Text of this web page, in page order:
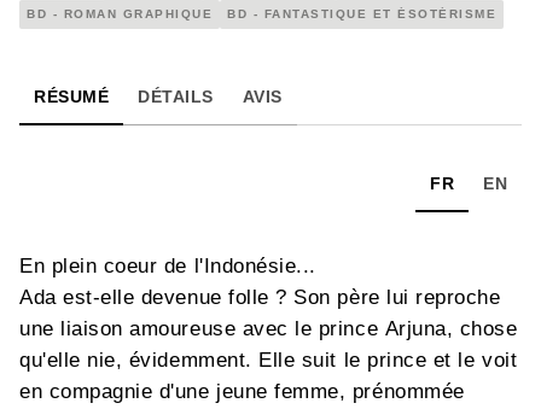
BD - ROMAN GRAPHIQUE BD - FANTASTIQUE ET ÉSOTÉRISME
RÉSUMÉ DÉTAILS AVIS
FR EN
En plein coeur de l'Indonésie...
Ada est-elle devenue folle ? Son père lui reproche
une liaison amoureuse avec le prince Arjuna, chose
qu'elle nie, évidemment. Elle suit le prince et le voit
en compagnie d'une jeune femme, prénommée